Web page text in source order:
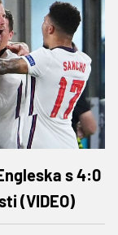
s 4:0
(VIDEO)